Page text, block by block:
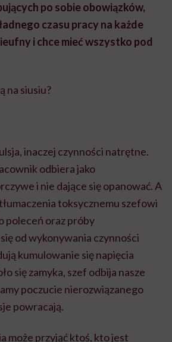
po sobie obowiązków,
czasu pracy na każde
i chce mieć wszystko pod
na siusiu?
inaczej czynności natrętne.
odbiera jako
i nie dające się opanować. A
toksycznemu szefowi
poleceń oraz próby
od wykonywania czynności
kumulowanie się napięcia
się zamyka, szef odbija nasze
poczucie nierozwiązanego
powracają.
może przyjąć ktoś, kto jest